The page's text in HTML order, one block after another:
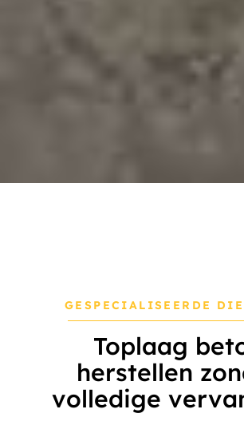
GESPECIALISEERDE
Toplaag
herstellen
volledige